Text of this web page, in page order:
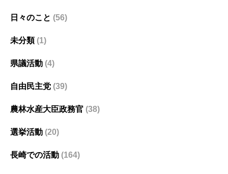
日々のこと (56)
未分類(1)
県議活動 (4)
自由民主党 (39)
農林水産大臣政務官 (38)
選挙活動 (20)
長崎での活動 (164)